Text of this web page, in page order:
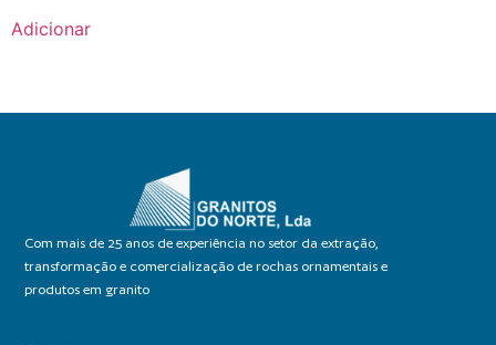
Adicionar
Com mais de 25 anos de experiência no setor da extração,
transformação e comercialização de rochas ornamentais e
produtos em granito